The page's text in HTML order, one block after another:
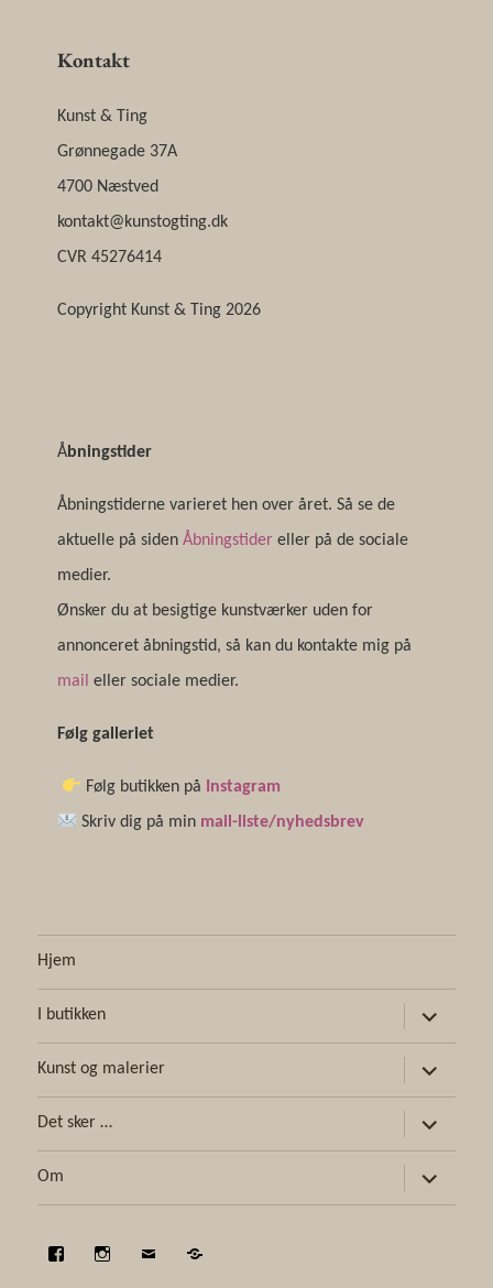
Kontakt
Kunst & Ting
Grønnegade 37A
4700 Næstved
kontakt@kunstogting.dk
CVR 45276414
Copyright Kunst & Ting 2026
Åbningstider
Åbningstiderne varieret hen over året. Så se de
aktuelle på siden Åbningstider eller på de sociale
medier.
Ønsker du at besigtige kunstværker uden for
annonceret åbningstid, så kan du kontakte mig på
mail eller sociale medier.
Følg galleriet
Følg butikken på Instagram
Skriv dig på min mail-liste/nyhedsbrev
Hjem
I butikken udvid
Kunst og malerier udvid
Det sker … udvid
Om udvid
FacebookInstagram